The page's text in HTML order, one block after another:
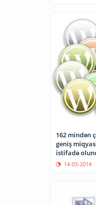
162 mindən
geniş
istifadə
14-03-2014